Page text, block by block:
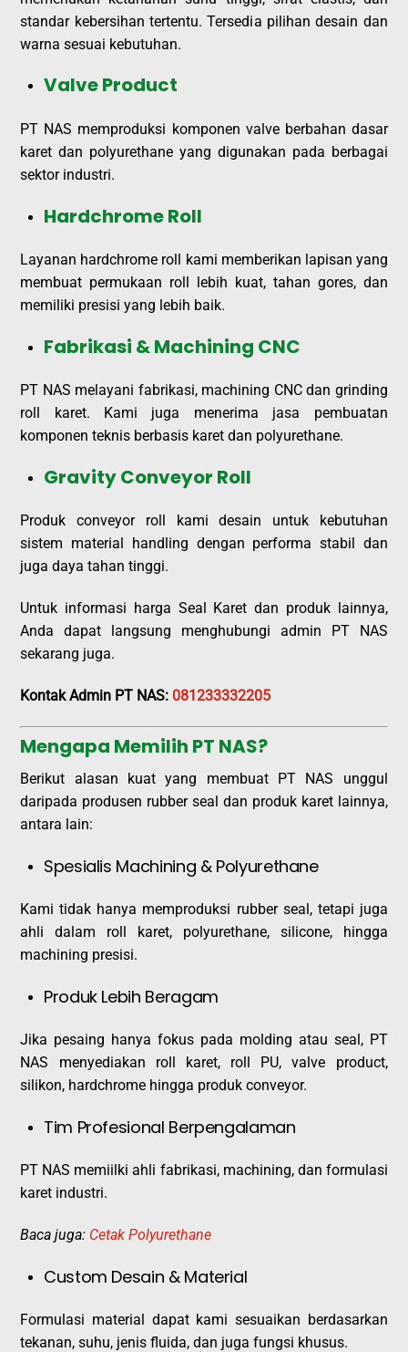
standar kebersihan tertentu. Tersedia pilihan desain dan
warna sesuai kebutuhan.
Valve Product
PT NAS memproduksi komponen valve berbahan dasar
karet dan polyurethane yang digunakan pada berbagai
sektor industri.
Hardchrome Roll
Layanan hardchrome roll kami memberikan lapisan yang
membuat permukaan roll lebih kuat, tahan gores, dan
memiliki presisi yang lebih baik.
Fabrikasi & Machining CNC
PT NAS melayani fabrikasi, machining CNC dan grinding
roll karet. Kami juga menerima jasa pembuatan
komponen teknis berbasis karet dan polyurethane.
Gravity Conveyor Roll
Produk conveyor roll kami desain untuk kebutuhan
sistem material handling dengan performa stabil dan
juga daya tahan tinggi.
Untuk informasi harga Seal Karet dan produk lainnya,
Anda dapat langsung menghubungi admin PT NAS
sekarang juga.
Kontak Admin PT NAS: 081233332205
Mengapa Memilih PT NAS?
Berikut alasan kuat yang membuat PT NAS unggul
daripada produsen rubber seal dan produk karet lainnya,
antara lain:
Spesialis Machining & Polyurethane
Kami tidak hanya memproduksi rubber seal, tetapi juga
ahli dalam roll karet, polyurethane, silicone, hingga
machining presisi.
Produk Lebih Beragam
Jika pesaing hanya fokus pada molding atau seal, PT
NAS menyediakan roll karet, roll PU, valve product,
silikon, hardchrome hingga produk conveyor.
Tim Profesional Berpengalaman
PT NAS memiilki ahli fabrikasi, machining, dan formulasi
karet industri.
Baca juga: Cetak Polyurethane
Custom Desain & Material
Formulasi material dapat kami sesuaikan berdasarkan
tekanan, suhu, jenis fluida, dan juga fungsi khusus.